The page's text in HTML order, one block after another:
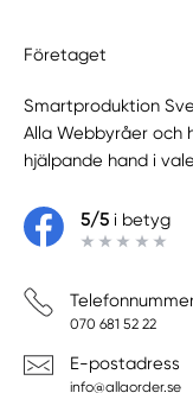
Företaget
Smartproduktion
Alla Webbyråer och
hjälpande hand i
5/5i betyg
070 681 52 22
E-postadress
info@allaorder.se